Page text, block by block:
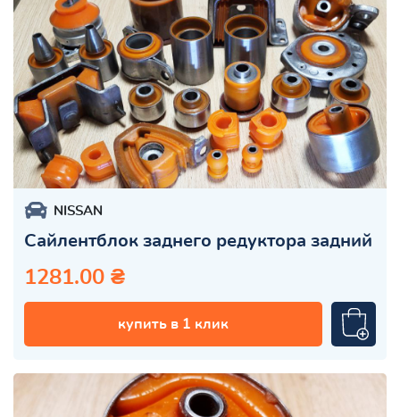
NISSAN
Cайлентблок заднего редуктора задний
1281.00 ₴
купить в 1 клик